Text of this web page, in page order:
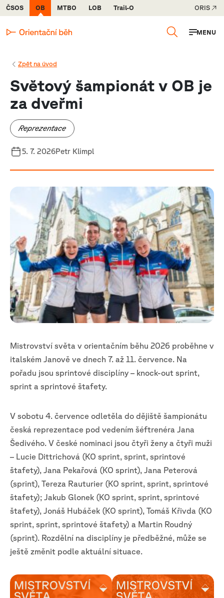
ČSOS OB MTBO LOB Trail-O ORIS
MENU
Zpět na úvod
Světový šampionát v OB je
za dveřmi
Reprezentace
5. 7. 2026Petr Klimpl
Mistrovství světa v orientačním běhu 2026 proběhne v
italském Janově ve dnech 7. až 11. července. Na
pořadu jsou sprintové disciplíny – knock-out sprint,
sprint a sprintové štafety.
V sobotu 4. července odletěla do dějiště šampionátu
česká reprezentace pod vedením šéftrenéra Jana
Šedivého. V české nominaci jsou čtyři ženy a čtyři muži
– Lucie Dittrichová (KO sprint, sprint, sprintové
štafety), Jana Pekařová (KO sprint), Jana Peterová
(sprint), Tereza Rauturier (KO sprint, sprint, sprintové
štafety); Jakub Glonek (KO sprint, sprint, sprintové
štafety), Jonáš Hubáček (KO sprint), Tomáš Křivda (KO
sprint, sprint, sprintové štafety) a Martin Roudný
(sprint). Rozdělní na disciplíny je předběžné, může se
ještě změnit podle aktuální situace.